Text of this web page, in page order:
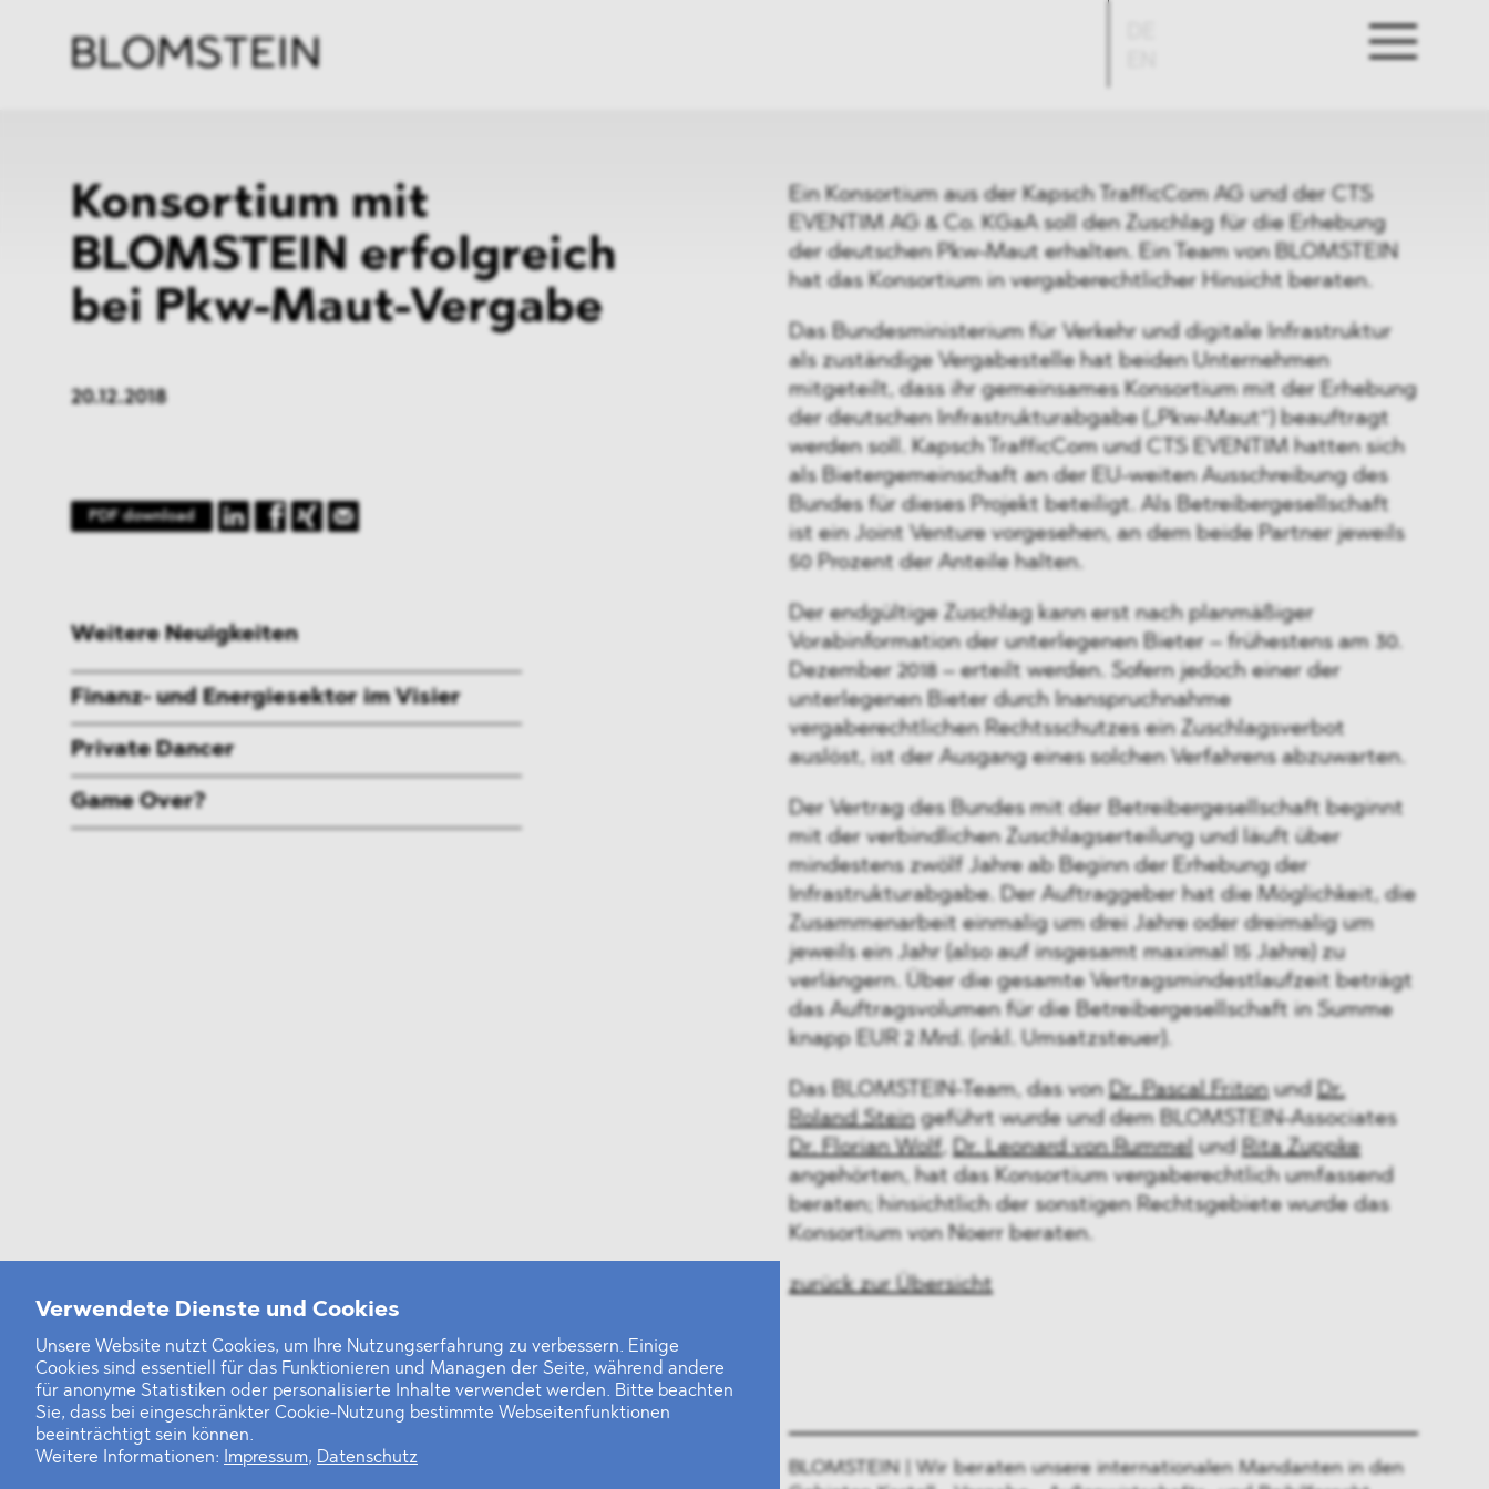
Verwendete Dienste und Cookies
Unsere Website nutzt Cookies, um Ihre Nutzungserfahrung zu verbessern. Einige
Cookies sind essentiell für das Funktionieren und Managen der Seite, während andere
für anonyme Statistiken oder personalisierte Inhalte verwendet werden. Bitte beachten
Sie, dass bei eingeschränkter Cookie-Nutzung bestimmte Webseitenfunktionen
beeinträchtigt sein können.
Weitere Informationen:
Impressum, Datenschutz
Konsortium mit
BLOMSTEIN erfolgreich
bei Pkw-Maut-Vergabe
20.12.2018
PDF download
Ein Konsortium aus der Kapsch TrafficCom AG und der CTS
EVENTIM AG & Co. KGaA soll den Zuschlag für die Erhebung
der deutschen Pkw-Maut erhalten. Ein Team von BLOMSTEIN
hat das Konsortium in vergaberechtlicher Hinsicht beraten.
Das Bundesministerium für Verkehr und digitale Infrastruktur
als zuständige Vergabestelle hat beiden Unternehmen
mitgeteilt, dass ihr gemeinsames Konsortium mit der Erhebung
der deutschen Infrastrukturabgabe („Pkw-Maut“) beauftragt
werden soll. Kapsch TrafficCom und CTS EVENTIM hatten sich
als Bietergemeinschaft an der EU-weiten Ausschreibung des
Bundes für dieses Projekt beteiligt. Als Betreibergesellschaft
ist ein Joint Venture vorgesehen, an dem beide Partner jeweils
50 Prozent der Anteile halten.
Der endgültige Zuschlag kann erst nach planmäßiger
Vorabinformation der unterlegenen Bieter – frühestens am 30.
Dezember 2018 – erteilt werden. Sofern jedoch einer der
unterlegenen Bieter durch Inanspruchnahme
vergaberechtlichen Rechtsschutzes ein Zuschlagsverbot
auslöst, ist der Ausgang eines solchen Verfahrens abzuwarten.
Der Vertrag des Bundes mit der Betreibergesellschaft beginnt
mit der verbindlichen Zuschlagserteilung und läuft über
mindestens zwölf Jahre ab Beginn der Erhebung der
Infrastrukturabgabe. Der Auftraggeber hat die Möglichkeit, die
Zusammenarbeit einmalig um drei Jahre oder dreimalig um
jeweils ein Jahr (also auf insgesamt maximal 15 Jahre) zu
verlängern. Über die gesamte Vertragsmindestlaufzeit beträgt
das Auftragsvolumen für die Betreibergesellschaft in Summe
knapp EUR 2 Mrd. (inkl. Umsatzsteuer).
Das BLOMSTEIN-Team, das von Dr. Pascal Fritonund Dr.
Roland Steingeführt wurde und dem BLOMSTEIN-Associates
Dr. Florian Wolf, Dr. Leonard von Rummel und Rita Zuppke
angehörten, hat das Konsortium vergaberechtlich umfassend
beraten; hinsichtlich der sonstigen Rechtsgebiete wurde das
Konsortium von Noerr beraten.
zurück zur Übersicht
BLOMSTEIN | Wir beraten unsere internationalen Mandanten in den
Weitere Neuigkeiten
Finanz- und Energiesektor im Visier
Private Dancer
Game Over?